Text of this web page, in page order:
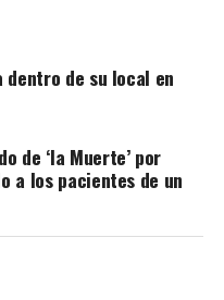
dentro de su local en
de ‘la Muerte’ por
a los pacientes de un